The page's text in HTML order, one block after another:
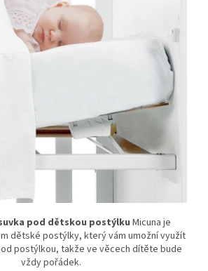
pod dětskou postýlku Micuna je
dětské postýlky, který vám umožní využít
postýlkou, takže ve věcech dítěte bude
vždy pořádek.